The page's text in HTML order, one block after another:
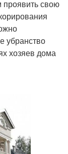
проявить свою
убранство
хозяев дома